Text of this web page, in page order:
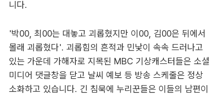
니다.
'박00, 최00는 대놓고 괴롭혔지만 이00, 김00은 뒤에서
몰래 괴롭혔다'. 괴롭힘의 흔적과 민낯이 속속 드러나고
있는 가운데 가해자로 지목된 MBC 기상캐스터들은 소셜
미디어 댓글창을 닫고 날씨 예보 등 방송 스케줄은 정상
소화하고 있습니다. 긴 침묵에 누리꾼들은 이들의 남편이